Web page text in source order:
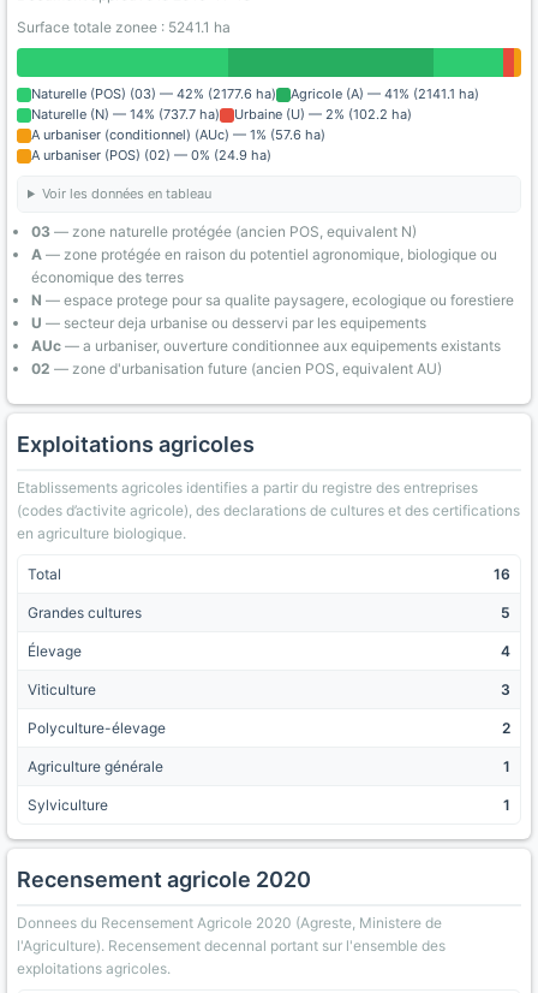
Surface totale zonee : 5241.1 ha
Naturelle (POS) (03) — 42% (2177.6 ha)
Agricole (A) — 41% (2141.1 ha)
Naturelle (N) — 14% (737.7 ha)
Urbaine (U) — 2% (102.2 ha)
A urbaniser (conditionnel) (AUc) — 1% (57.6 ha)
A urbaniser (POS) (02) — 0% (24.9 ha)
Voir les données en tableau
03 — zone naturelle protégée (ancien POS, equivalent N)
A — zone protégée en raison du potentiel agronomique, biologique ou
économique des terres
N — espace protege pour sa qualite paysagere, ecologique ou forestiere
U — secteur deja urbanise ou desservi par les equipements
AUc — a urbaniser, ouverture conditionnee aux equipements existants
02 — zone d'urbanisation future (ancien POS, equivalent AU)
Exploitations agricoles
Etablissements agricoles identifies a partir du registre des entreprises
(codes d’activite agricole), des declarations de cultures et des certifications
en agriculture biologique.
Total 16
Grandes cultures 5
Élevage 4
Viticulture 3
Polyculture-élevage 2
Agriculture générale 1
Sylviculture 1
Recensement agricole 2020
Donnees du Recensement Agricole 2020 (Agreste, Ministere de
l'Agriculture). Recensement decennal portant sur l'ensemble des
exploitations agricoles.